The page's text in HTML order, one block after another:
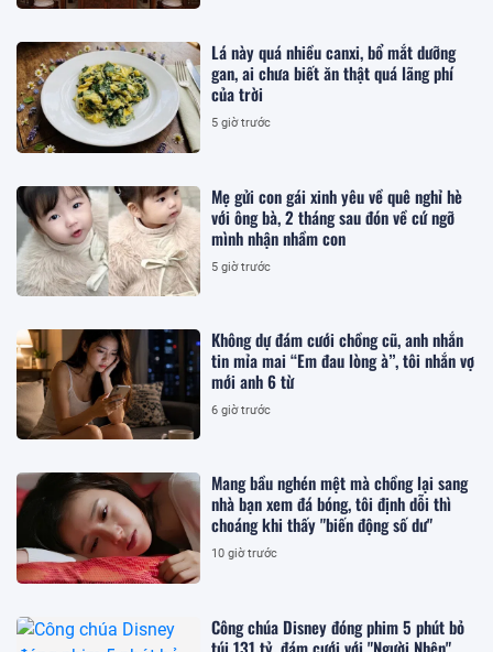
Lá này quá nhiều canxi, bổ mắt dưỡng
gan, ai chưa biết ăn thật quá lãng phí
của trời
5 giờ trước
Mẹ gửi con gái xinh yêu về quê nghỉ hè
với ông bà, 2 tháng sau đón về cứ ngỡ
mình nhận nhầm con
5 giờ trước
Không dự đám cưới chồng cũ, anh nhắn
tin mỉa mai “Em đau lòng à”, tôi nhắn vợ
mới anh 6 từ
6 giờ trước
Mang bầu nghén mệt mà chồng lại sang
nhà bạn xem đá bóng, tôi định dỗi thì
choáng khi thấy "biến động số dư"
10 giờ trước
Công chúa Disney đóng phim 5 phút bỏ